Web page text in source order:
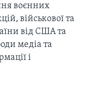
воєнних
військової та
від США та
медіа та
і